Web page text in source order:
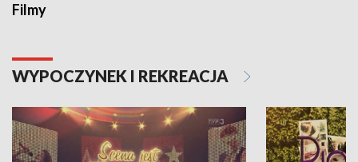
Filmy
WYPOCZYNEK I REKREACJA